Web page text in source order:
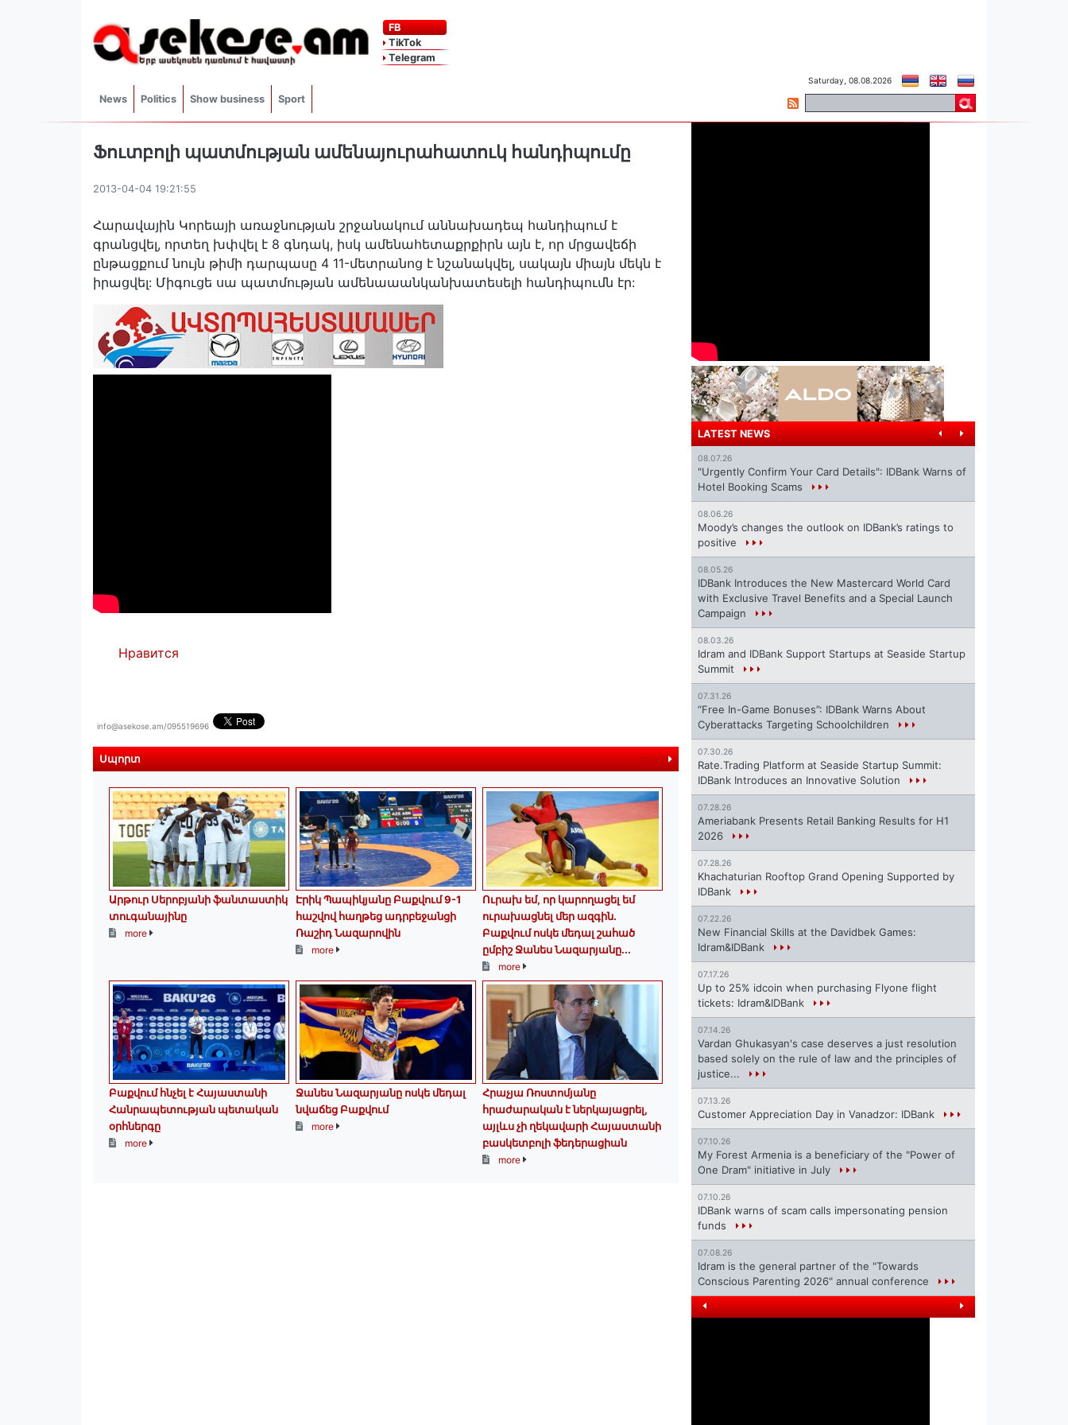
FB
TikTok
Telegram
News Politics Show business Sport
Saturday, 08.08.2026
Ֆուտբոլի պատմության ամենայուրահատուկ հանդիպումը
2013-04-04 19:21:55
Հարավային Կորեայի առաջնության շրջանակում աննախադեպ հանդիպում է
գրանցվել, որտեղ խփվել է 8 գնդակ, իսկ ամենահետաքրքիրն այն է, որ մրցավեճի
ընթացքում նույն թիմի դարպասը 4 11-մետրանոց է նշանակվել, սակայն միայն մեկն է
իրացվել: Միգուցե սա պատմության ամենաաանկանխատեսելի հանդիպումն էր:
Нравится
info@asekose.am/095519696
Սպորտ more
Արթուր Սերոբյանի ֆանտաստիկ
տուգանայինը
more
Էրիկ Պապիկյանը Բաքվում 9-1
հաշվով հաղթեց ադրբեջանցի
Ռաշիդ Նազարովին
more
Ուրախ եմ, որ կարողացել եմ
ուրախացնել մեր ազգին.
Բաքվում ոսկե մեդալ շահած
ըմբիշ Ջանես Նազարյանը...
more
Բաքվում հնչել է Հայաստանի
Հանրապետության պետական
օրհներգը
more
Ջանես Նազարյանը ոսկե մեդալ
նվաճեց Բաքվում
more
Հրաչյա Ռոստոմյանը
հրաժարական է ներկայացրել,
այլևս չի ղեկավարի Հայաստանի
բասկետբոլի ֆեդերացիան
more
LATEST NEWS
08.07.26
"Urgently Confirm Your Card Details": IDBank Warns of
Hotel Booking Scams
08.06.26
Moody’s changes the outlook on IDBank’s ratings to
positive
08.05.26
IDBank Introduces the New Mastercard World Card
with Exclusive Travel Benefits and a Special Launch
Campaign
08.03.26
Idram and IDBank Support Startups at Seaside Startup
Summit
07.31.26
“Free In-Game Bonuses”: IDBank Warns About
Cyberattacks Targeting Schoolchildren
07.30.26
Rate.Trading Platform at Seaside Startup Summit:
IDBank Introduces an Innovative Solution
07.28.26
Ameriabank Presents Retail Banking Results for H1
2026
07.28.26
Khachaturian Rooftop Grand Opening Supported by
IDBank
07.22.26
New Financial Skills at the Davidbek Games:
Idram&IDBank
07.17.26
Up to 25% idcoin when purchasing Flyone flight
tickets: Idram&IDBank
07.14.26
Vardan Ghukasyan's case deserves a just resolution
based solely on the rule of law and the principles of
justice...
07.13.26
Customer Appreciation Day in Vanadzor: IDBank
07.10.26
My Forest Armenia is a beneficiary of the "Power of
One Dram" initiative in July
07.10.26
IDBank warns of scam calls impersonating pension
funds
07.08.26
Idram is the general partner of the "Towards
Conscious Parenting 2026" annual conference